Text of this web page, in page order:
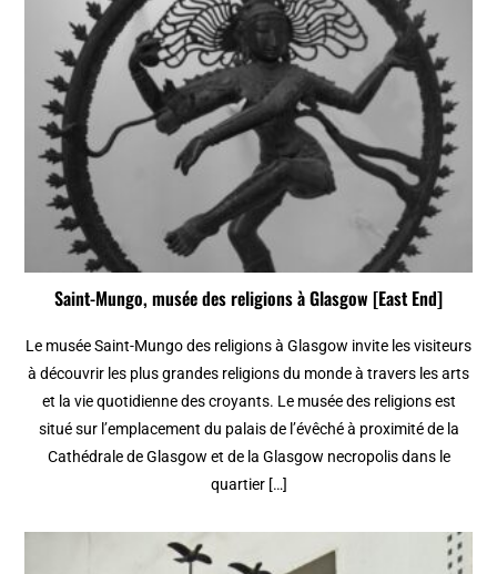
Saint-Mungo, musée des religions à Glasgow [East End]
Le musée Saint-Mungo des religions à Glasgow invite les visiteurs
à découvrir les plus grandes religions du monde à travers les arts
et la vie quotidienne des croyants. Le musée des religions est
situé sur l’emplacement du palais de l’évêché à proximité de la
Cathédrale de Glasgow et de la Glasgow necropolis dans le
quartier […]